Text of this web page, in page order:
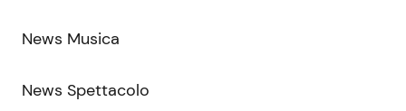
News Musica
News Spettacolo